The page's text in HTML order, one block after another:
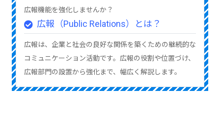
広報機能を強化しませんか？
広報（Public Relations）とは？
広報は、企業と社会の良好な関係を築くための継続的な
コミュニケーション活動です。広報の役割や位置づけ、
広報部門の設置から強化まで、幅広く解説します。